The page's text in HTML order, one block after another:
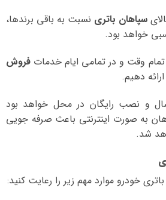
سپاهان باتری نسبت به باقی برندها،
خواهد بود.
وقت و در تمامی ایام خدمات فروش
ارائه دهیم.
و نصب رایگان در محل خواهد بود
به صورت اینترنتی باعث صرفه جویی
شد.
خودرو موارد مهم زیر را رعایت کنید: